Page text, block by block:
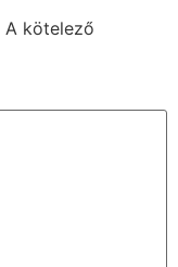
A kötelező